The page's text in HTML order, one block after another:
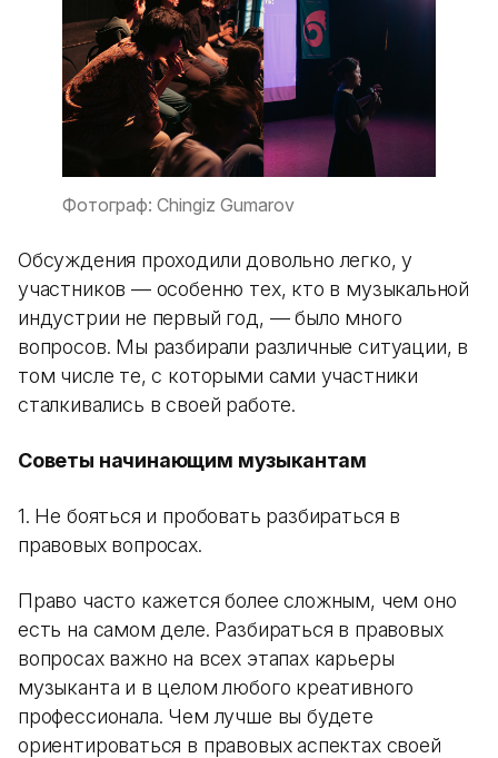
Фотограф: Chingiz Gumarov
Обсуждения проходили довольно легко, у
участников — особенно тех, кто в музыкальной
индустрии не первый год, — было много
вопросов. Мы разбирали различные ситуации, в
том числе те, с которыми сами участники
сталкивались в своей работе.
Советы начинающим музыкантам
1. Не бояться и пробовать разбираться в
правовых вопросах.
Право часто кажется более сложным, чем оно
есть на самом деле. Разбираться в правовых
вопросах важно на всех этапах карьеры
музыканта и в целом любого креативного
профессионала. Чем лучше вы будете
ориентироваться в правовых аспектах своей